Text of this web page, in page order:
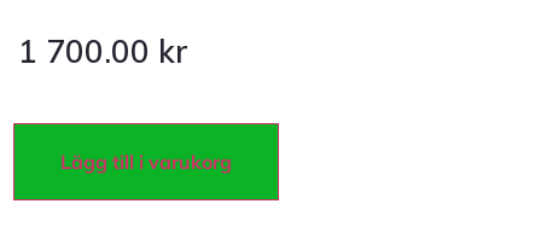
1 700.00 kr
Lägg till i varukorg